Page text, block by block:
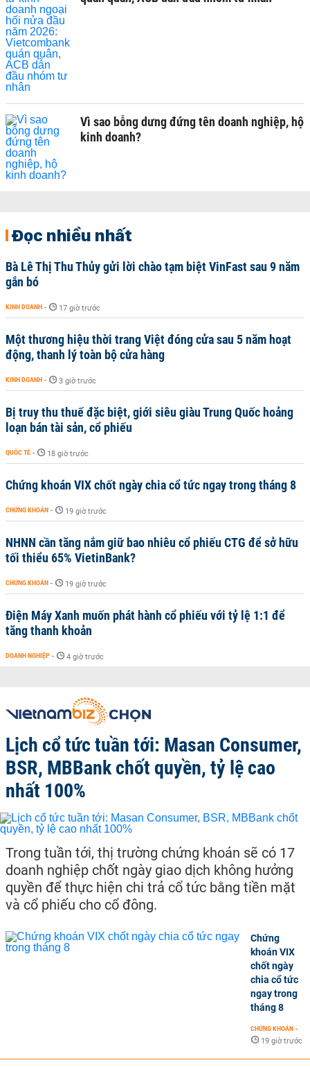
Vì sao bỗng dưng đứng tên doanh nghiệp, hộ
kinh doanh?
Đọc nhiều nhất
Bà Lê Thị Thu Thủy gửi lời chào tạm biệt VinFast sau 9 năm
gắn bó
KINH DOANH - 17 giờ trước
Một thương hiệu thời trang Việt đóng cửa sau 5 năm hoạt
động, thanh lý toàn bộ cửa hàng
KINH DOANH - 3 giờ trước
Bị truy thu thuế đặc biệt, giới siêu giàu Trung Quốc hoảng
loạn bán tài sản, cổ phiếu
QUỐC TẾ - 18 giờ trước
Chứng khoán VIX chốt ngày chia cổ tức ngay trong tháng 8
CHỨNG KHOÁN - 19 giờ trước
NHNN cần tăng nắm giữ bao nhiêu cổ phiếu CTG để sở hữu
tối thiểu 65% VietinBank?
CHỨNG KHOÁN - 19 giờ trước
Điện Máy Xanh muốn phát hành cổ phiếu với tỷ lệ 1:1 để
tăng thanh khoản
DOANH NGHIỆP - 4 giờ trước
Lịch cổ tức tuần tới: Masan Consumer,
BSR, MBBank chốt quyền, tỷ lệ cao
nhất 100%
Trong tuần tới, thị trường chứng khoán sẽ có 17
doanh nghiệp chốt ngày giao dịch không hưởng
quyền để thực hiện chi trả cổ tức bằng tiền mặt
và cổ phiếu cho cổ đông.
Chứng
khoán VIX
chốt ngày
chia cổ tức
ngay trong
tháng 8
CHỨNG KHOÁN -
19 giờ trước